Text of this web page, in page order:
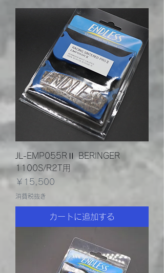
JL-EMP055RⅡ BERINGER
1100S/R2T用
価格
￥15,500
消費税抜き
カートに追加する